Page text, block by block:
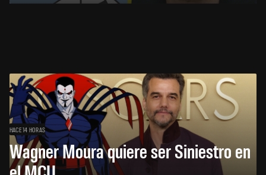
HACE 14 HORAS
Wagner Moura quiere ser Siniestro en